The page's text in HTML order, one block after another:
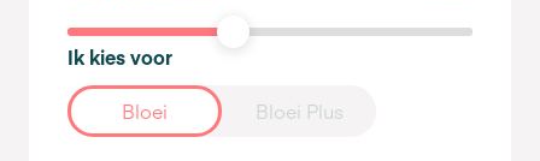
Ik kies voor
Bloei Bloei Plus